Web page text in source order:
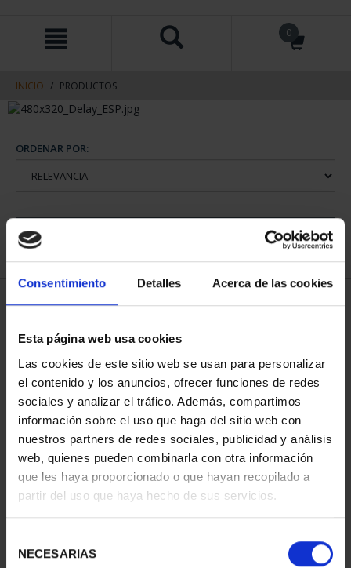
Consentimiento Detalles Acerca de las cookies
Esta página web usa cookies
Las cookies de este sitio web se usan para personalizar
el contenido y los anuncios, ofrecer funciones de redes
sociales y analizar el tráfico. Además, compartimos
información sobre el uso que haga del sitio web con
nuestros partners de redes sociales, publicidad y análisis
web, quienes pueden combinarla con otra información
que les haya proporcionado o que hayan recopilado a
partir del uso que haya hecho de sus servicios.
NECESARIAS
contenido
navegacin
0
INICIO PRODUCTOS
ORDENAR POR:
1 Productos encontrados
73,00 €